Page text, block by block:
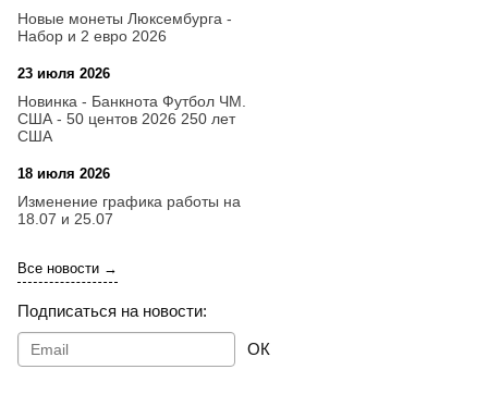
Новые монеты Люксембурга -
Набор и 2 евро 2026
23 июля 2026
Новинка - Банкнота Футбол ЧМ.
США - 50 центов 2026 250 лет
США
18 июля 2026
Изменение графика работы на
18.07 и 25.07
Все новости →
Подписаться на новости:
ОК